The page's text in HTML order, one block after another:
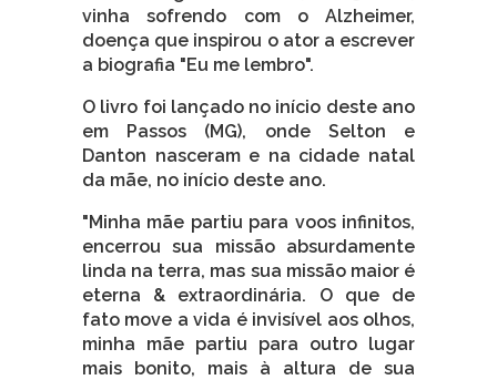
vinha sofrendo com o Alzheimer,
doença que inspirou o ator a escrever
a biografia "Eu me lembro".
O livro foi lançado no início deste ano
em Passos (MG), onde Selton e
Danton nasceram e na cidade natal
da mãe, no início deste ano.
"Minha mãe partiu para voos infinitos,
encerrou sua missão absurdamente
linda na terra, mas sua missão maior é
eterna & extraordinária. O que de
fato move a vida é invisível aos olhos,
minha mãe partiu para outro lugar
mais bonito, mais à altura de sua